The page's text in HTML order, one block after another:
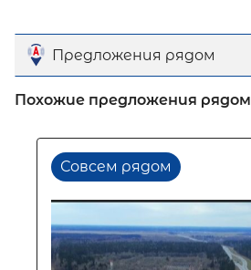
Предложения рядом
Похожие предложения рядом
Совсем рядом